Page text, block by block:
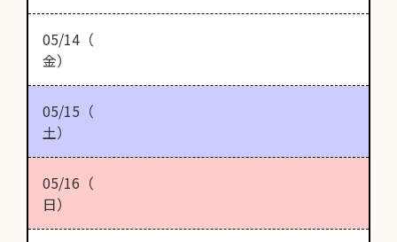
05/14（
金）
05/15（
土）
05/16（
日）